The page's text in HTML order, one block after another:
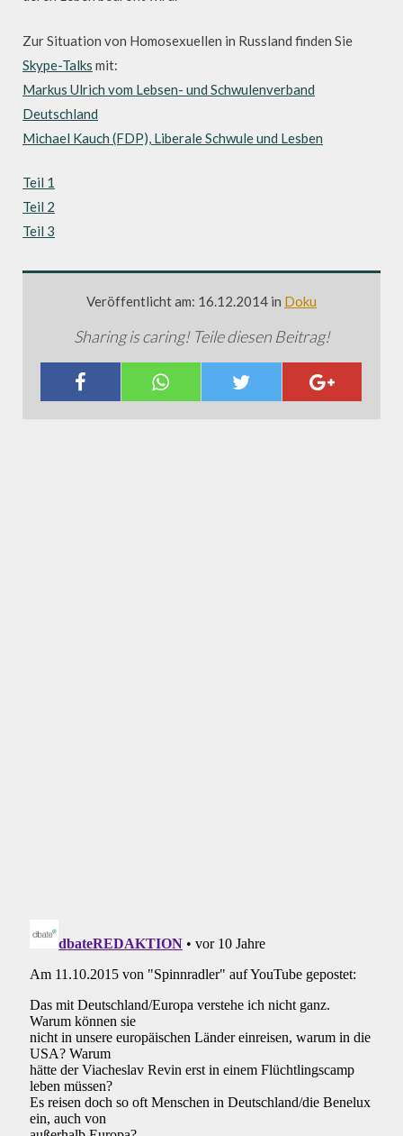
Zur Situation von Homosexuellen in Russland finden Sie
Skype-Talks mit:
Markus Ulrich vom Lebsen- und Schwulenverband
Deutschland
Michael Kauch (FDP), Liberale Schwule und Lesben
Teil 1
Teil 2
Teil 3
Veröffentlicht am: 16.12.2014 in Doku
Sharing is caring! Teile diesen Beitrag!